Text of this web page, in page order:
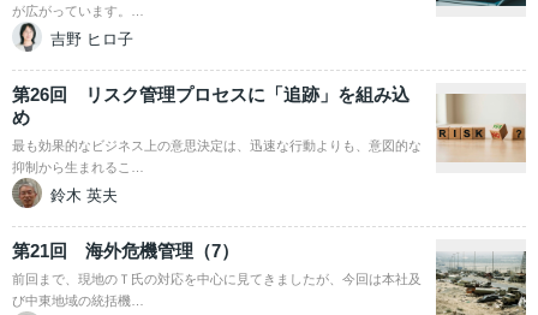
が広がっています。…
吉野 ヒロ子
第26回 リスク管理プロセスに「追跡」を組み込
め
最も効果的なビジネス上の意思決定は、迅速な行動よりも、意図的な
抑制から生まれるこ…
鈴木 英夫
第21回 海外危機管理（7）
前回まで、現地のＴ氏の対応を中心に見てきましたが、今回は本社及
び中東地域の統括機…